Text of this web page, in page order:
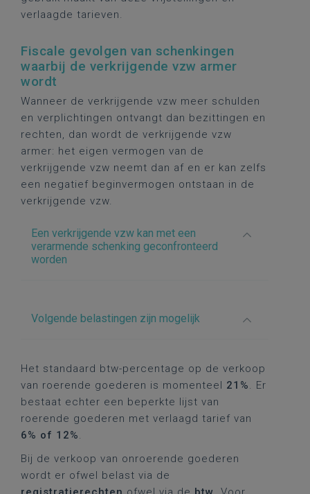
verlaagde tarieven.
Fiscale gevolgen van schenkingen
waarbij de verkrijgende vzw armer
wordt
Wanneer de verkrijgende vzw meer schulden
en verplichtingen ontvangt dan bezittingen en
rechten, dan wordt de verkrijgende vzw
armer: het eigen vermogen van de
verkrijgende vzw neemt dan af en er kan zelfs
een negatief beginvermogen ontstaan in de
verkrijgende vzw.
Een verkrijgende vzw kan met een
verarmende schenking geconfronteerd
worden
Volgende belastingen zijn mogelijk
Het standaard btw-percentage op de verkoop
van roerende goederen is momenteel 21%. Er
bestaat echter een beperkte lijst van
roerende goederen met verlaagd tarief van
6% of 12%.
Bij de verkoop van onroerende goederen
wordt er ofwel belast via de